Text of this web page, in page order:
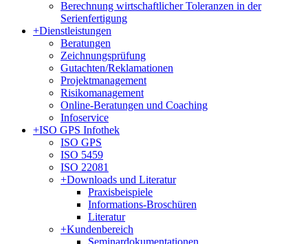
Berechnung wirtschaftlicher Toleranzen in der
Serienfertigung
+Dienstleistungen
Beratungen
Zeichnungsprüfung
Gutachten/Reklamationen
Projektmanagement
Risikomanagement
Online-Beratungen und Coaching
Infoservice
+ISO GPS Infothek
ISO GPS
ISO 5459
ISO 22081
+Downloads und Literatur
Praxisbeispiele
Informations-Broschüren
Literatur
+Kundenbereich
Seminardokumentationen